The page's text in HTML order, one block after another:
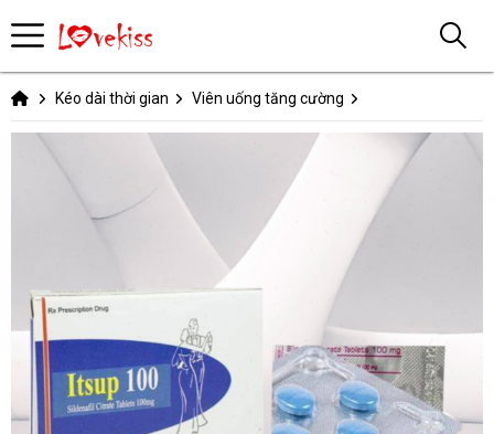
Kéo dài thời gian Viên uống tăng cường